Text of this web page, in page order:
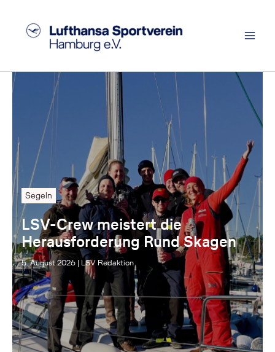
springen
Segeln
LSV-Crew meistert die
Herausforderung Rund Skagen
5. August 2026 | LSV Redaktion